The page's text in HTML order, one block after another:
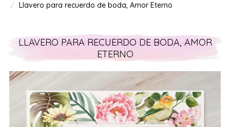
Llavero para recuerdo de boda, Amor Eterno
LLAVERO PARA RECUERDO DE BODA, AMOR
ETERNO